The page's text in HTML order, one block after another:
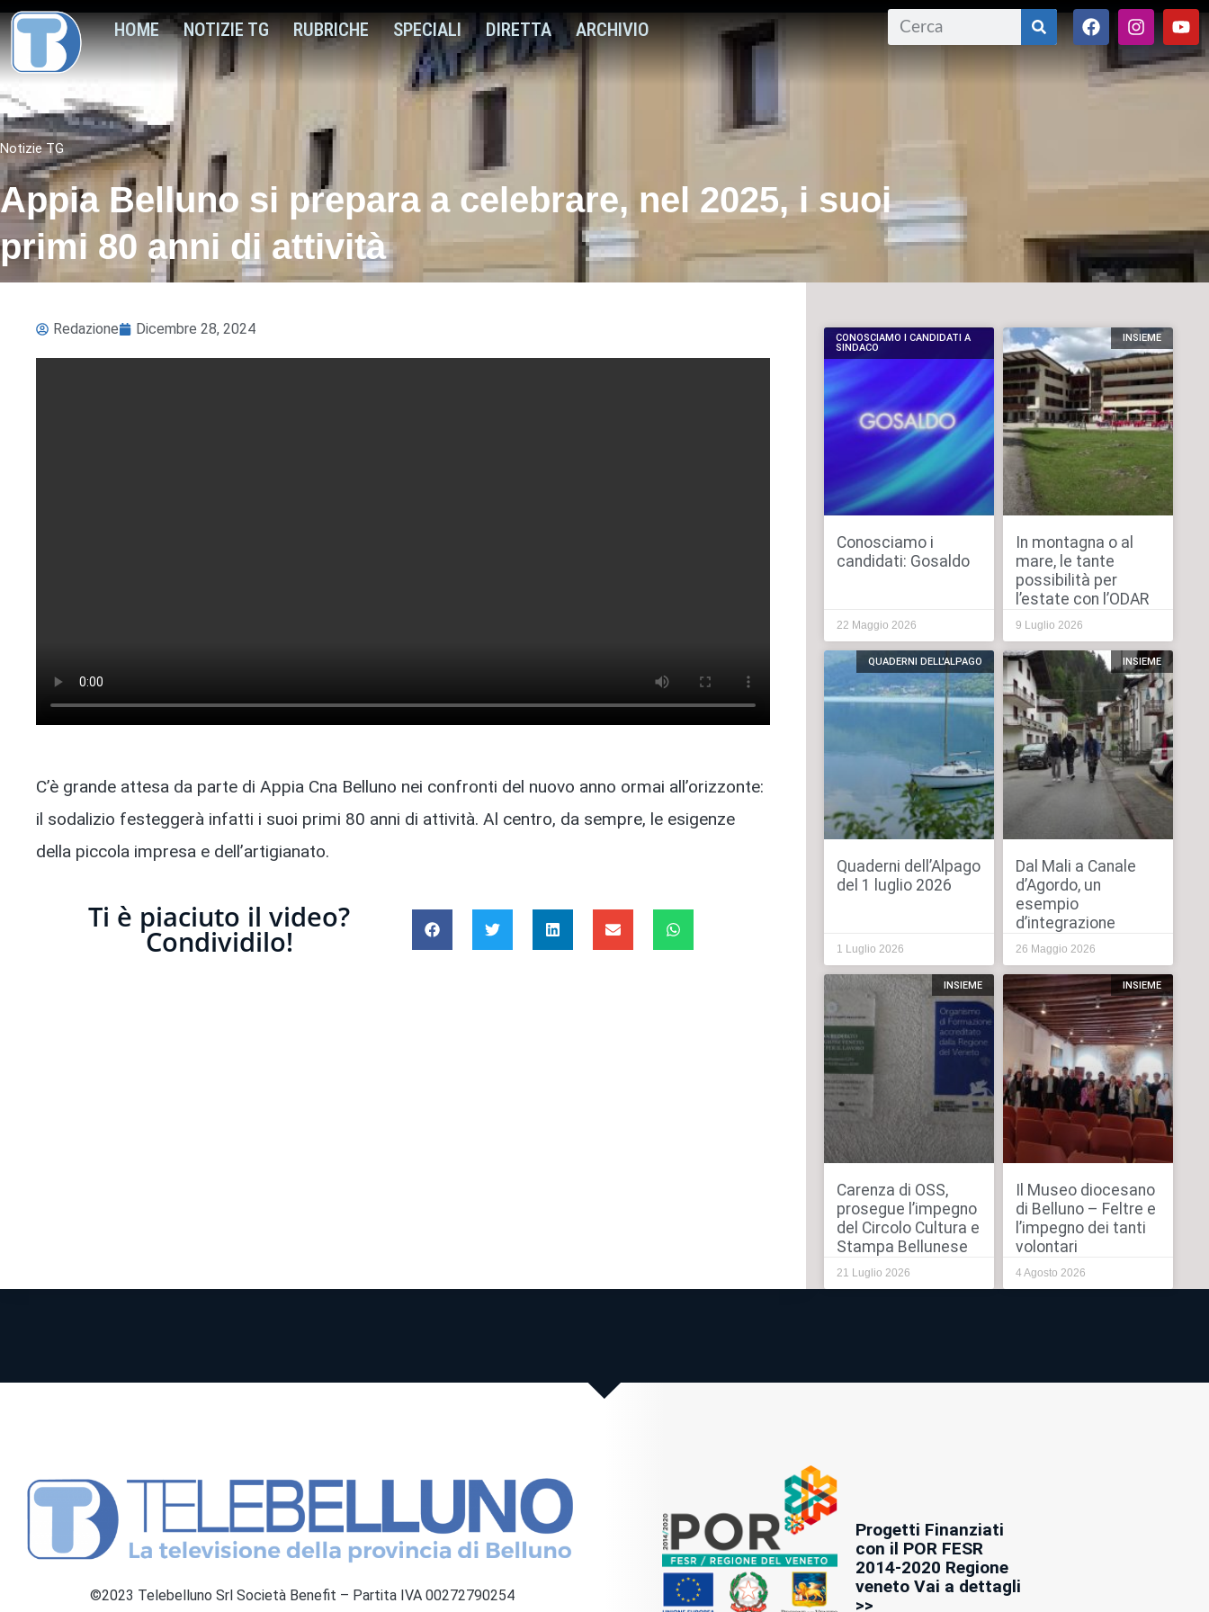
HOME NOTIZIE TG RUBRICHE SPECIALI DIRETTA ARCHIVIO
Notizie TG
Appia Belluno si prepara a celebrare, nel 2025, i suoi
primi 80 anni di attività
Redazione Dicembre 28, 2024
C’è grande attesa da parte di Appia Cna Belluno nei confronti del nuovo anno ormai all’orizzonte:
il sodalizio festeggerà infatti i suoi primi 80 anni di attività. Al centro, da sempre, le esigenze
della piccola impresa e dell’artigianato.
Ti è piaciuto il video?
Condividilo!
CONOSCIAMO I CANDIDATI A
SINDACO
Conosciamo i
candidati: Gosaldo
22 Maggio 2026
INSIEME
In montagna o al
mare, le tante
possibilità per
l’estate con l’ODAR
9 Luglio 2026
QUADERNI DELL'ALPAGO
Quaderni dell’Alpago
del 1 luglio 2026
1 Luglio 2026
INSIEME
Dal Mali a Canale
d’Agordo, un
esempio
d’integrazione
26 Maggio 2026
INSIEME
Carenza di OSS,
prosegue l’impegno
del Circolo Cultura e
Stampa Bellunese
21 Luglio 2026
INSIEME
Il Museo diocesano
di Belluno – Feltre e
l’impegno dei tanti
volontari
4 Agosto 2026
©2023 Telebelluno Srl Società Benefit – Partita IVA 00272790254
Progetti Finanziati
con il POR FESR
2014-2020 Regione
veneto Vai a dettagli
>>